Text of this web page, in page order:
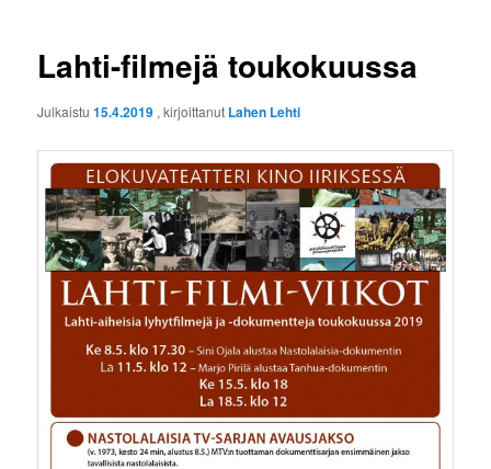
Lahti-filmejä toukokuussa
Julkaistu15.4.2019 , kirjoittanut Lahen Lehti